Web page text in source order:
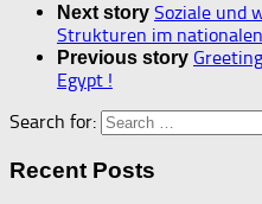
Next story Soziale und
Strukturen im
Previous story
Egypt !
Search for:
Recent Posts